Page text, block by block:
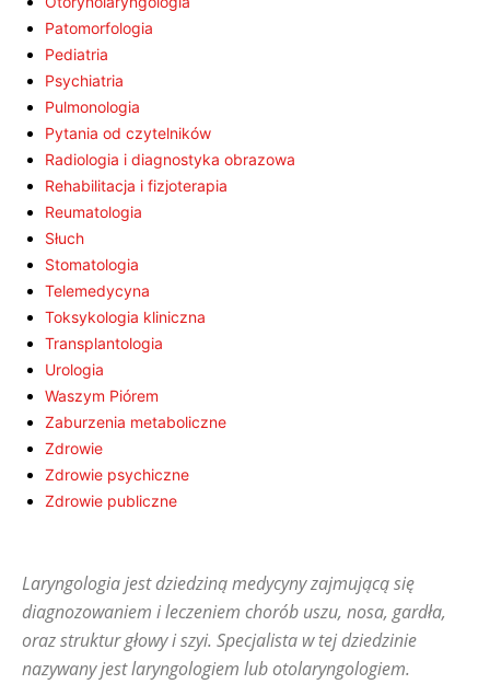
Patomorfologia
Pediatria
Psychiatria
Pulmonologia
Pytania od czytelników
Radiologia i diagnostyka obrazowa
Rehabilitacja i fizjoterapia
Reumatologia
Słuch
Stomatologia
Telemedycyna
Toksykologia kliniczna
Transplantologia
Urologia
Waszym Piórem
Zaburzenia metaboliczne
Zdrowie
Zdrowie psychiczne
Zdrowie publiczne
Laryngologia jest dziedziną medycyny zajmującą się
diagnozowaniem i leczeniem chorób uszu, nosa, gardła,
oraz struktur głowy i szyi. Specjalista w tej dziedzinie
nazywany jest laryngologiem lub otolaryngologiem.